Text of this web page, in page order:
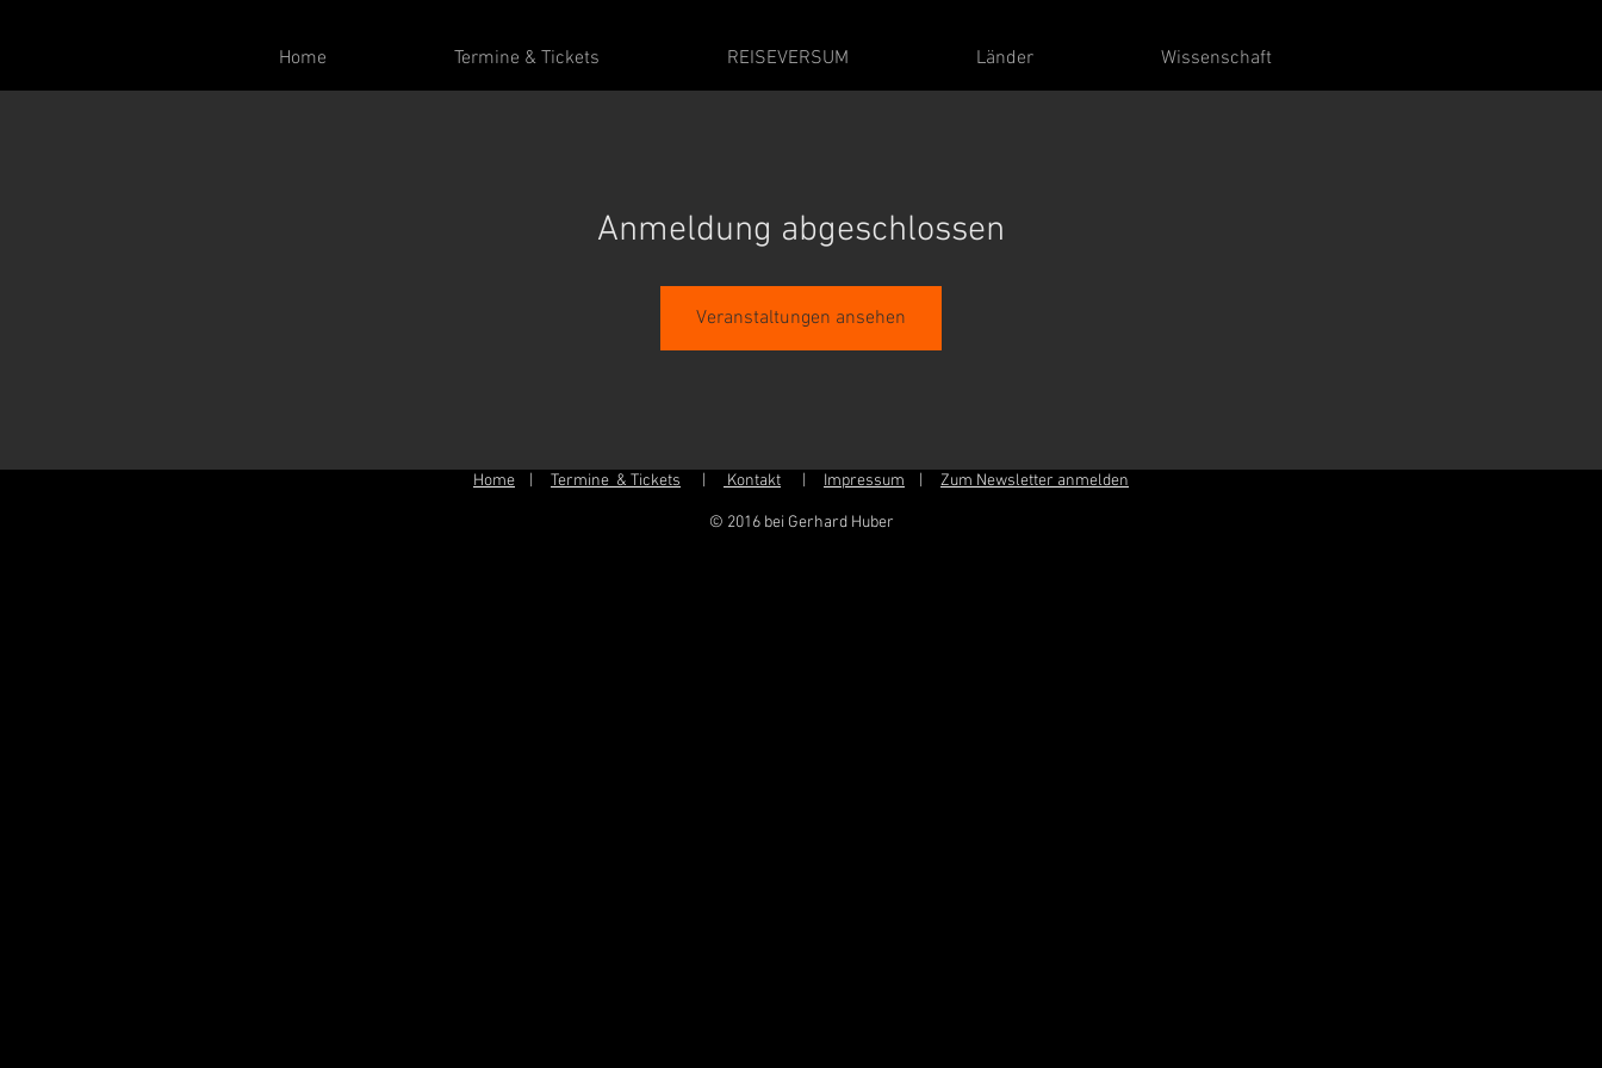
Home Termine & Tickets REISEVERSUM Länder Wissenschaft
Anmeldung abgeschlossen
Veranstaltungen ansehen
Home Termine & Tickets Kontakt Impressum Zum Newsletter anmelden
© 2016 bei Gerhard Huber